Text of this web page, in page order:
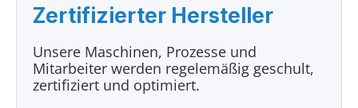
Zertifizierter Hersteller
Unsere Maschinen, Prozesse und
Mitarbeiter werden regelemäßig geschult,
zertifiziert und optimiert.